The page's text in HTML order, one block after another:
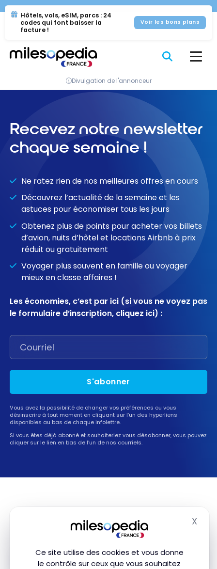
Panneau de gestion des cookies
Ce site utilise des cookies et vous donne
le contrôle sur ceux que vous souhaitez
X
Se
rendreHôtels, vols, eSIM, parcs : 24
codes qui font baisser la
facture !
Voir les bons plans
Divulgation de l'annonceur
Recevez notre newsletter
chaque semaine !
Ne ratez rien de nos meilleures offres en cours
Découvrez l’actualité de la semaine et les
astuces pour économiser tous les jours
Obtenez plus de points pour acheter vos billets
d’avion, nuits d’hôtel et locations Airbnb à prix
réduit ou gratuitement
Voyager plus souvent en famille ou voyager
mieux en classe affaires !
Les économies, c’est par ici (si vous ne voyez pas
le formulaire d’inscription, cliquez ici) :
S'abonner
Vous avez la possibilité de changer vos préférences ou vous
désinscrire à tout moment en cliquant sur l’un des hyperliens
disponibles au bas de chaque infolettre.
Si vous êtes déjà abonné et souhaiteriez vous désabonner, vous pouvez
cliquer sur le lien en bas de l’un de nos courriels.
Instagram